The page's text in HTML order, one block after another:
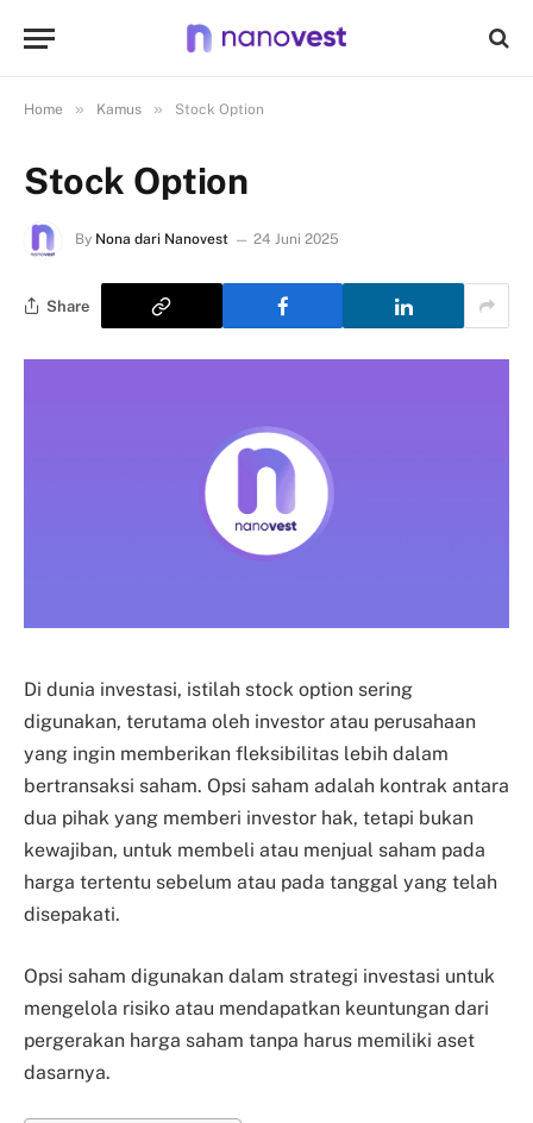
Home » Kamus » Stock Option
Stock Option
By Nona dari Nanovest 24 Juni 2025
Share
Di dunia investasi, istilah stock option sering
digunakan, terutama oleh investor atau perusahaan
yang ingin memberikan fleksibilitas lebih dalam
bertransaksi saham. Opsi saham adalah kontrak antara
dua pihak yang memberi investor hak, tetapi bukan
kewajiban, untuk membeli atau menjual saham pada
harga tertentu sebelum atau pada tanggal yang telah
disepakati.
Opsi saham digunakan dalam strategi investasi untuk
mengelola risiko atau mendapatkan keuntungan dari
pergerakan harga saham tanpa harus memiliki aset
dasarnya.